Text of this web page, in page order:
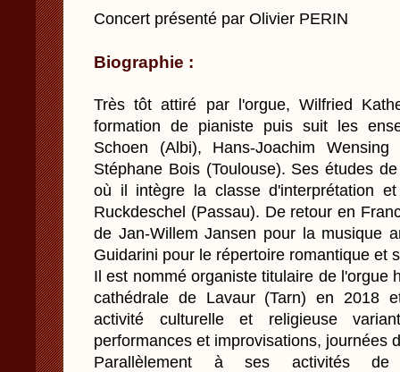
Concert présenté par Olivier PERIN
Biographie :
Très tôt attiré par l'orgue, Wilfried
formation de pianiste puis suit les
Schoen (Albi), Hans-Joachim
Stéphane Bois (Toulouse). Ses études
où il intègre la classe d'interprétation
Ruckdeschel (Passau). De retour en
de Jan-Willem Jansen pour la musique
Guidarini pour le répertoire romantique et
Il est nommé organiste titulaire de l'orgue
cathédrale de Lavaur (Tarn) en 2018
activité culturelle et religieuse
performances et improvisations, journées
Parallèlement à ses activités